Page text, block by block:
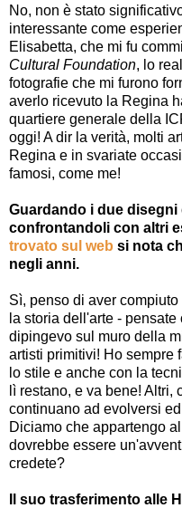
No, non è stato
interessante come
Elisabetta, che mi fu
Cultural Foundation, lo
fotografie che mi furono
averlo ricevuto la Regina
quartiere generale della
oggi! A dir la verità, molti
Regina e in svariate
famosi, come me!
Guardando i due
confrontandoli con altri
trovato sul web si nota
negli anni.
Sì, penso di aver
la storia dell'arte -
dipingevo sul muro della
artisti primitivi! Ho sempre
lo stile e anche con la
lì restano, e va bene! Altri,
continuano ad evolversi
Diciamo che appartengo
dovrebbe essere
credete?
Il suo trasferimento alle